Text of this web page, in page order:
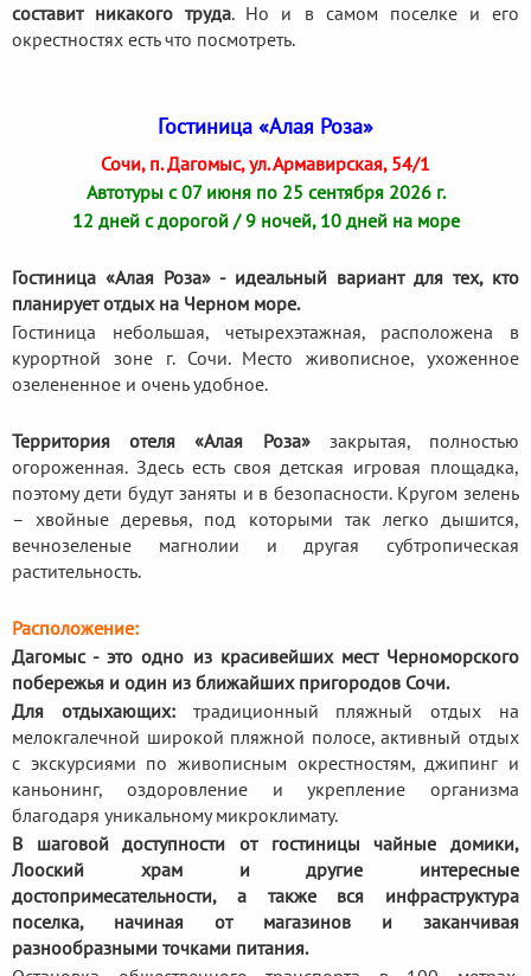
составит никакого труда. Но и в самом поселке и его
окрестностях есть что посмотреть.
Гостиница «Алая Роза»
Сочи, п. Дагомыс, ул. Армавирская, 54/1
Автотуры с 07 июня по 25 сентября 2026 г.
12 дней с дорогой / 9 ночей, 10 дней на море
Гостиница «Алая Роза» - идеальный вариант для тех, кто
планирует отдых на Черном море.
Гостиница небольшая, четырехэтажная, расположена в
курортной зоне г. Сочи. Место живописное, ухоженное
озелененное и очень удобное.
Территория отеля «Алая Роза»закрытая, полностью
огороженная. Здесь есть своя детская игровая площадка,
поэтому дети будут заняты и в безопасности. Кругом зелень
– хвойные деревья, под которыми так легко дышится,
вечнозеленые магнолии и другая субтропическая
растительность.
Расположение:
Дагомыс - это одно из красивейших мест Черноморского
побережья и один из ближайших пригородов Сочи.
Для отдыхающих:традиционный пляжный отдых на
мелокгалечной широкой пляжной полосе, активный отдых
с экскурсиями по живописным окрестностям, джипинг и
каньонинг, оздоровление и укрепление организма
благодаря уникальному микроклимату.
В шаговой доступности от гостиницы чайные домики,
Лооский храм и другие интересные
достопримесательности, а также вся инфраструктура
поселка, начиная от магазинов и заканчивая
разнообразными точками питания.